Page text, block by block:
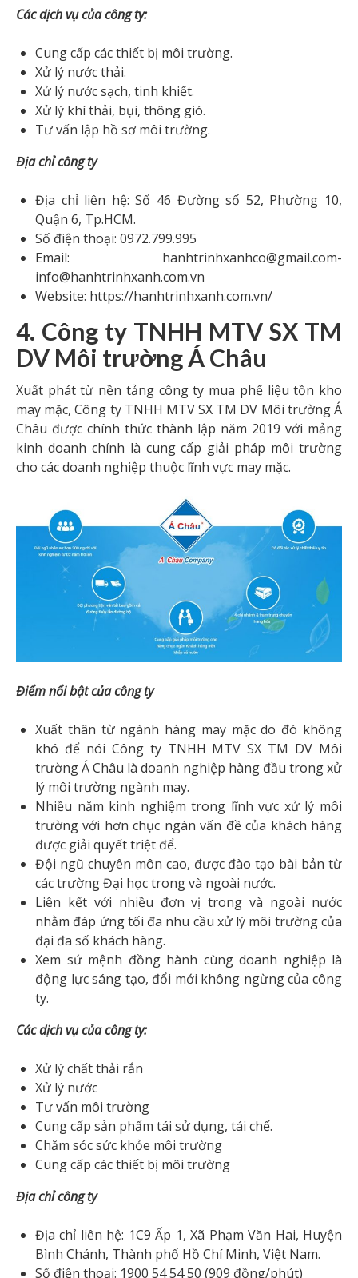
Các dịch vụ của công ty:
Cung cấp các thiết bị môi trường.
Xử lý nước thải.
Xử lý nước sạch, tinh khiết.
Xử lý khí thải, bụi, thông gió.
Tư vấn lập hồ sơ môi trường.
Địa chỉ công ty
Địa chỉ liên hệ: Số 46 Đường số 52, Phường 10,
Quận 6, Tp.HCM.
Số điện thoại: 0972.799.995
Email: hanhtrinhxanhco@gmail.com-
info@hanhtrinhxanh.com.vn
Website: https://hanhtrinhxanh.com.vn/
4. Công ty TNHH MTV SX TM
DV Môi trường Á Châu
Xuất phát từ nền tảng công ty mua phế liệu tồn kho
may mặc, Công ty TNHH MTV SX TM DV Môi trường Á
Châu được chính thức thành lập năm 2019 với mảng
kinh doanh chính là cung cấp giải pháp môi trường
cho các doanh nghiệp thuộc lĩnh vực may mặc.
Điểm nổi bật của công ty
Xuất thân từ ngành hàng may mặc do đó không
khó để nói Công ty TNHH MTV SX TM DV Môi
trường Á Châu là doanh nghiệp hàng đầu trong xử
lý môi trường ngành may.
Nhiều năm kinh nghiệm trong lĩnh vực xử lý môi
trường với hơn chục ngàn vấn đề của khách hàng
được giải quyết triệt để.
Đội ngũ chuyên môn cao, được đào tạo bài bản từ
các trường Đại học trong và ngoài nước.
Liên kết với nhiều đơn vị trong và ngoài nước
nhằm đáp ứng tối đa nhu cầu xử lý môi trường của
đại đa số khách hàng.
Xem sứ mệnh đồng hành cùng doanh nghiệp là
động lực sáng tạo, đổi mới không ngừng của công
ty.
Các dịch vụ của công ty:
Xử lý chất thải rắn
Xử lý nước
Tư vấn môi trường
Cung cấp sản phẩm tái sử dụng, tái chế.
Chăm sóc sức khỏe môi trường
Cung cấp các thiết bị môi trường
Địa chỉ công ty
Địa chỉ liên hệ: 1C9 Ấp 1, Xã Phạm Văn Hai, Huyện
Bình Chánh, Thành phố Hồ Chí Minh, Việt Nam.
Số điện thoại: 1900 54 54 50 (909 đồng/phút)